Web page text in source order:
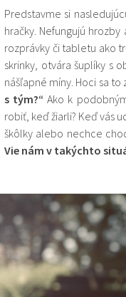
Predstavme si
hračky. Nefungujú
rozprávky či tabletu ako
skrinky, otvára šuplíky s
nášľapné míny. Hoci sa
s tým?“ Ako k
robiť, keď žiarli? Keď vás
škôlky alebo nechce
Vie nám v takýchto